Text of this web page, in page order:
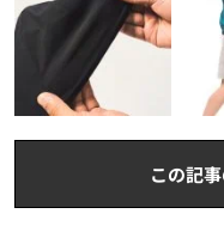
この記